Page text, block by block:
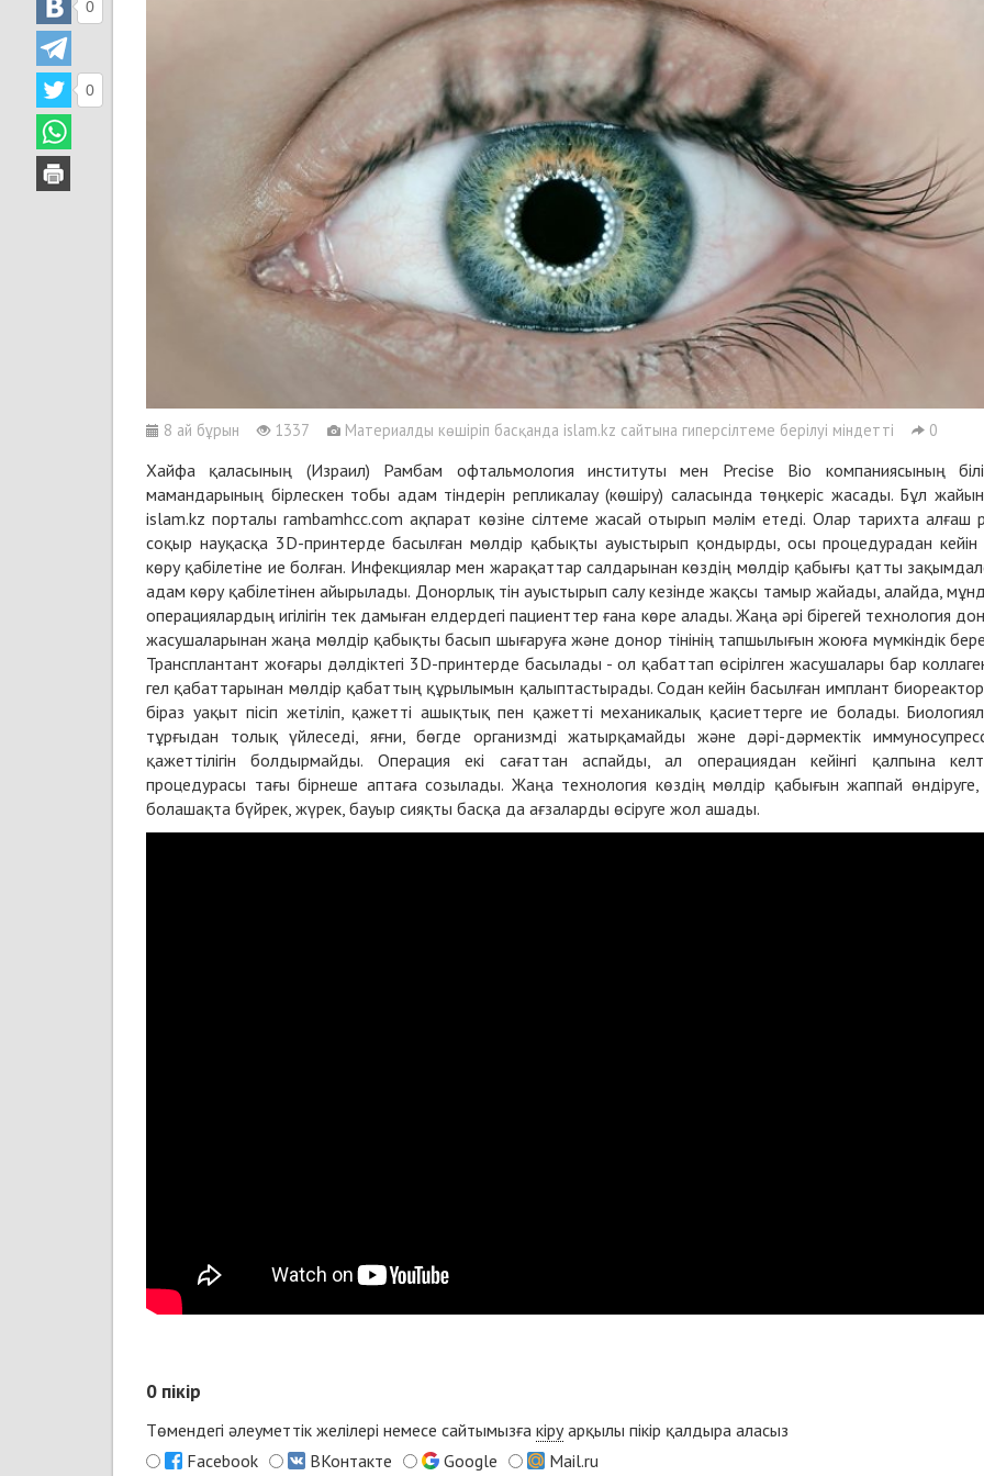
8 ай бұрын 1337 Материалды көшіріп басқанда islam.kz сайтына гиперсілтеме берілуі міндетті 0
0
0
Хайфа қаласының (Израил) Рамбам офтальмология институты мен Precise Bio компаниясының
мамандарының бірлескен тобы адам тіндерін репликалау (көшіру) саласында төңкеріс жасады. Бұл
islam.kz порталы rambamhcc.com ақпарат көзіне сілтеме жасай отырып мәлім етеді. Олар тарихта алғаш
соқыр науқасқа 3D-принтерде басылған мөлдір қабықты ауыстырып қондырды, осы процедурадан кейін
көру қабілетіне ие болған. Инфекциялар мен жарақаттар салдарынан көздің мөлдір қабығы қатты
адам көру қабілетінен айырылады. Донорлық тін ауыстырып салу кезінде жақсы тамыр жайады, алайда,
операциялардың игілігін тек дамыған елдердегі пациенттер ғана көре алады. Жаңа әрі бірегей технология
жасушаларынан жаңа мөлдір қабықты басып шығаруға және донор тінінің тапшылығын жоюға мүмкіндік
Трансплантант жоғары дәлдіктегі 3D-принтерде басылады - ол қабаттап өсірілген жасушалары бар
гел қабаттарынан мөлдір қабаттың құрылымын қалыптастырады. Содан кейін басылған имплант
біраз уақыт пісіп жетіліп, қажетті ашықтық пен қажетті механикалық қасиеттерге ие болады.
тұрғыдан толық үйлеседі, яғни, бөгде организмді жатырқамайды және дәрі-дәрмектік
қажеттілігін болдырмайды. Операция екі сағаттан аспайды, ал операциядан кейінгі қалпына
процедурасы тағы бірнеше аптаға созылады. Жаңа технология көздің мөлдір қабығын жаппай өндіруге,
болашақта бүйрек, жүрек, бауыр сияқты басқа да ағзаларды өсіруге жол ашады.
0 пікір
Төмендегі әлеуметтік желілері немесе сайтымызға кіруарқылы пікір қалдыра аласыз
Facebook
ВКонтакте Google Mail.ru